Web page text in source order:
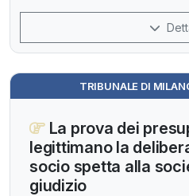
TRIBUNALE DI
La prova dei
legittimano la
socio spetta alla
giudizio